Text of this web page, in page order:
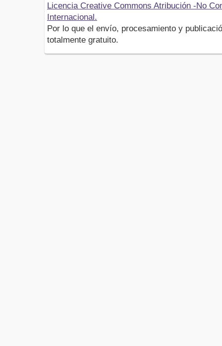
Licencia Creative Commons Atribución -No
Internacional.
Por lo que el envío, procesamiento y
totalmente gratuito.